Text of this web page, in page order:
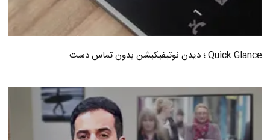
Quick Glance ؛ دیدن نوتیفیکیشن بدون تماس دست